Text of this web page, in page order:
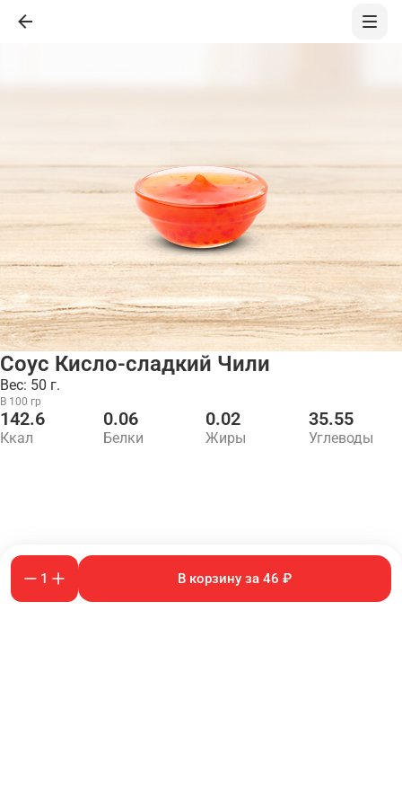
Соус Кисло-сладкий Чили
Вес: 50 г.
В 100 гр
142.6
Ккал
0.06
Белки
0.02
Жиры
35.55
Углеводы
1 В корзину за 46 ₽